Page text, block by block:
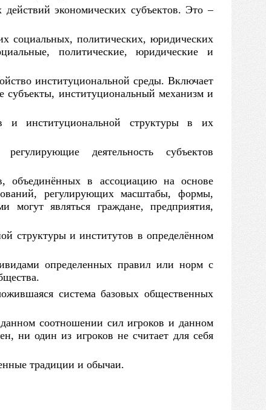
экономических субъектов. Это –
социальных, политических, юридических
политические, юридическиеи
институциональной среды. Включает
субъекты, институциональный механизми
иинституциональной структурывих
деятельность субъектов
объединённыхв ассоциацию наоснове
регулирующих масштабы, формы,
могут являться граждане, предприятия,
структурыиинститутов вопределённом
определенных правил или нормс
система базовых общественных
соотношении сил игроковиданном
ниодин из игроковнесчитает для себя
традиции и обычаи.